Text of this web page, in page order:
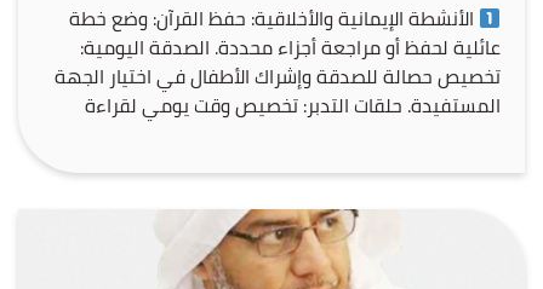
الأنشطة الإيمانية والأخلاقية: حفظ القرآن: وضع خطة
عائلية لحفظ أو مراجعة أجزاء محددة. الصدقة اليومية:
تخصيص حصالة للصدقة وإشراك الأطفال في اختيار الجهة
المستفيدة. حلقات التدبر: تخصيص وقت يومي لقراءة
وتفسير آيات من قصص الأنبياء. صلة الرحم: تنظيم زيارات
أسبوعية للأجداد والأقارب، أو الاتصال بهم.
الأنشطة